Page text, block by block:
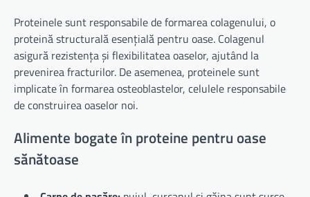
Proteinele sunt responsabile de formarea colagenului, o
proteină structurală esențială pentru oase. Colagenul
asigură rezistența și flexibilitatea oaselor, ajutând la
prevenirea fracturilor. De asemenea, proteinele sunt
implicate în formarea osteoblastelor, celulele responsabile
de construirea oaselor noi.
Alimente bogate în proteine pentru oase
sănătoase